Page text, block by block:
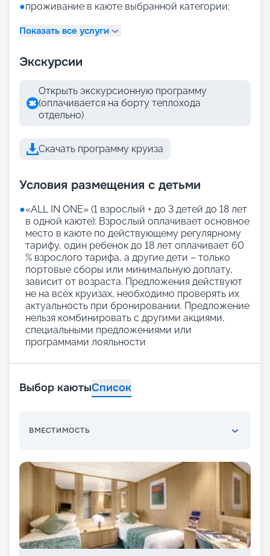
●проживание в каюте выбранной категории;
Показать все услуги
Экскурсии
Открыть экскурсионную программу
(оплачивается на борту теплохода
отдельно)
Скачать программу круиза
Условия размещения с детьми
●«АLL IN ONE» (1 взрослый + до 3 детей до 18 лет
в одной каюте): Взрослый оплачивает основное
место в каюте по действующему регулярному
тарифу, один ребенок до 18 лет оплачивает 60
% взрослого тарифа, а другие дети – только
портовые сборы или минимальную доплату,
зависит от возраста. Предложения действуют
не на всех круизах, необходимо проверять их
актуальность при бронировании. Предложение
нельзя комбинировать с другими акциями,
специальными предложениями или
программами лояльности
Выбор каютыСписок
ВМЕСТИМОСТЬ